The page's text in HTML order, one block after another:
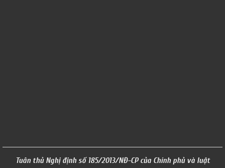
Tuân thủ Nghị định số 185/2013/NĐ-CP của Chính phủ và luật